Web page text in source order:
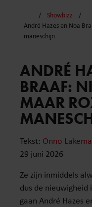
Showbizz
André Hazes en Noa
maneschijn
ANDRÉ
BRAAF:
MAAR
Tekst: Onno
29 juni 2026
Ze zijn inmiddels
dus de nieuwigheid
gaan André Hazes